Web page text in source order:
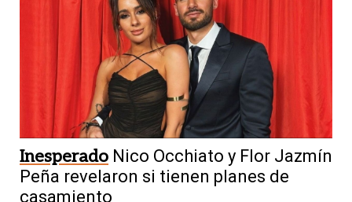
Inesperado Nico Occhiato y Flor Jazmín
Peña revelaron si tienen planes de
casamiento